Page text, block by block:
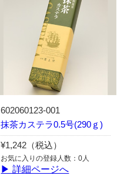
602060123-001
抹茶カステラ0.5号(290ｇ)
¥1,242（税込）
お気に入りの登録人数：0人
▶ 詳細ページへ